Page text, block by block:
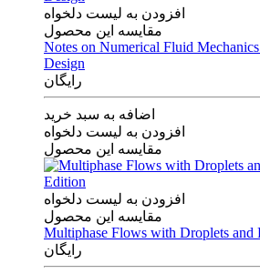
افزودن به لیست دلخواه
مقایسه این محصول
Notes on Numerical Fluid
Design
رایگان
اضافه به سبد خرید
افزودن به لیست دلخواه
مقایسه این محصول
افزودن به لیست دلخواه
مقایسه این محصول
Multiphase Flows with Droplets and
رایگان